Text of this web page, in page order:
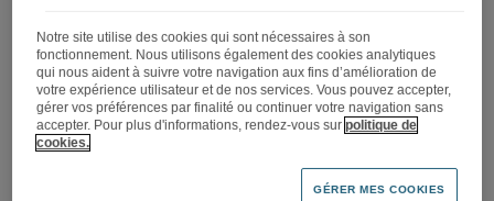
Financement et Relations
Investisseurs
Notre site utilise des cookies qui sont nécessaires à son
fonctionnement. Nous utilisons également des cookies analytiques
qui nous aident à suivre votre navigation aux fins d’amélioration de
votre expérience utilisateur et de nos services. Vous pouvez accepter,
gérer vos préférences par finalité ou continuer votre navigation sans
accepter. Pour plus d'informations, rendez-vous surpolitique de
cookies.
GÉRER MES COOKIES